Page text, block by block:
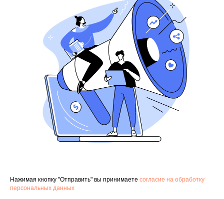
Нажимая кнопку "Отправить" вы принимаете согласие на обработку
персональных данных